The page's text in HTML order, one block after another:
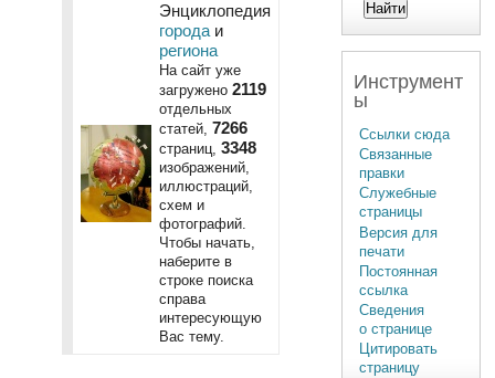
Энциклопедия
городаи
региона
На сайт уже
загружено 2119
отдельных
статей, 7266
страниц, 3348
изображений,
иллюстраций,
схем и
фотографий.
Чтобы начать,
наберите в
строке поиска
справа
интересующую
Вас тему.
Инструмент
ы
Ссылки сюда
Связанные
правки
Служебные
страницы
Версия для
печати
Постоянная
ссылка
Сведения
о странице
Цитировать
страницу